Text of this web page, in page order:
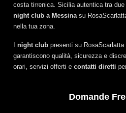
costa tirrenica. Sicilia autentica tra
night club a Messina su
nella tua zona.
I night club presenti su RosaScarlatta
garantiscono qualità, sicurezza e
orari, servizi offerti e contatti diretti
Domande